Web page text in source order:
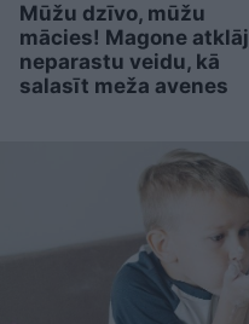
Mūžu dzīvo, mūžu
mācies! Magone atklāj
neparastu veidu, kā
salasīt meža avenes